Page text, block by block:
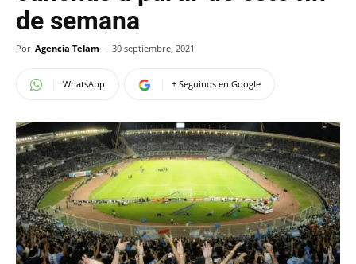
de semana
Por Agencia Telam - 30 septiembre, 2021
WhatsApp + Seguinos en Google